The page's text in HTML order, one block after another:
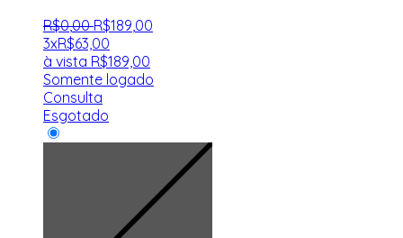
R$0,00 R$189,00
3xR$63,00
à vista R$189,00
Somente logado
Consulta
Esgotado